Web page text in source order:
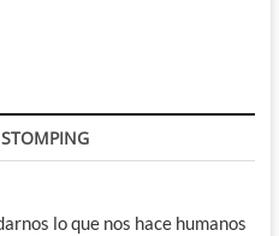
lo que nos hace humanos